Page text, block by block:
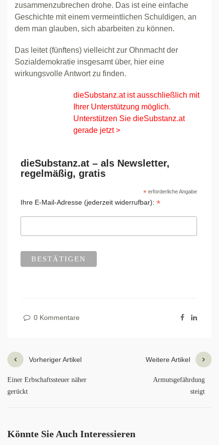
zusammenzubrechen drohe. Das ist eine einfache
Geschichte mit einem vermeintlichen Schuldigen, an
dem man glauben, sich abarbeiten zu können.
Das leitet (fünftens) vielleicht zur Ohnmacht der
Sozialdemokratie insgesamt über, hier eine
wirkungsvolle Antwort zu finden.
dieSubstanz.at ist ausschließlich mit
Ihrer Unterstützung möglich.
Unterstützen Sie dieSubstanz.at
gerade jetzt >
dieSubstanz.at – als Newsletter,
regelmäßig, gratis
*erforderliche Angabe
Ihre E-Mail-Adresse (jederzeit widerrufbar): *
0 Kommentare
Vorheriger Artikel
Einer Erbschaftssteuer näher
gerückt
Weitere Artikel
Armutsgefährdung
steigt
Könnte Sie Auch Interessieren